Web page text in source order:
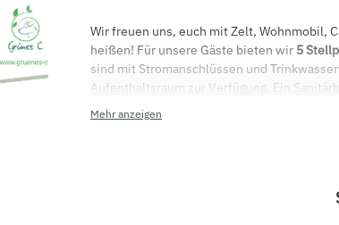
Wir freuen uns, euch mit Zelt, Wohnmobil,
heißen! Für unsere Gäste bieten wir 5
sind mit Stromanschlüssen und
Aufenthaltsraum zur Verfügung. Ein
UnserNatur-Campingplatz
Mehr anzeigen